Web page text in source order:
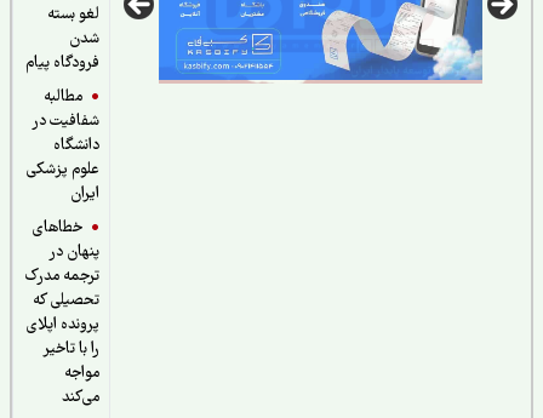
لغو بسته
فرودگاه پیام
مطالبه
شفافیت در
دانشگاه
علوم پزشکی
خطاهای
پنهان در
ترجمه مدرک
تحصیلی که
پرونده اپلای
را با تاخیر